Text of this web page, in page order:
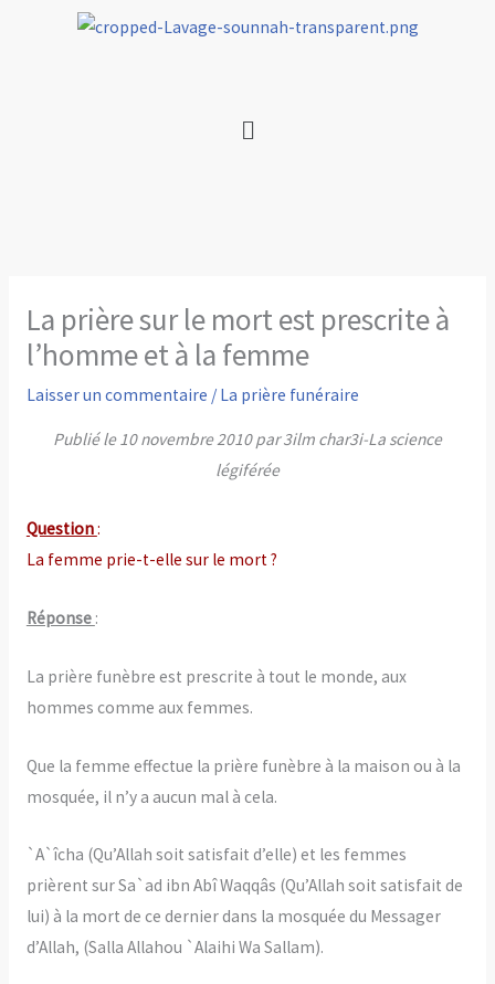
Menu
La prière sur le mort est prescrite à
l’homme et à la femme
Laisser un commentaire / La prière funéraire
Publié le 10 novembre 2010 par 3ilm char3i-La science
légiférée
Question:
La femme prie-t-elle sur le mort ?
Réponse :
La prière funèbre est prescrite à tout le monde, aux
hommes comme aux femmes.
Que la femme effectue la prière funèbre à la maison ou à la
mosquée, il n’y a aucun mal à cela.
`A`îcha (Qu’Allah soit satisfait d’elle) et les femmes
prièrent sur Sa`ad ibn Abî Waqqâs (Qu’Allah soit satisfait de
lui) à la mort de ce dernier dans la mosquée du Messager
d’Allah, (Salla Allahou `Alaihi Wa Sallam).